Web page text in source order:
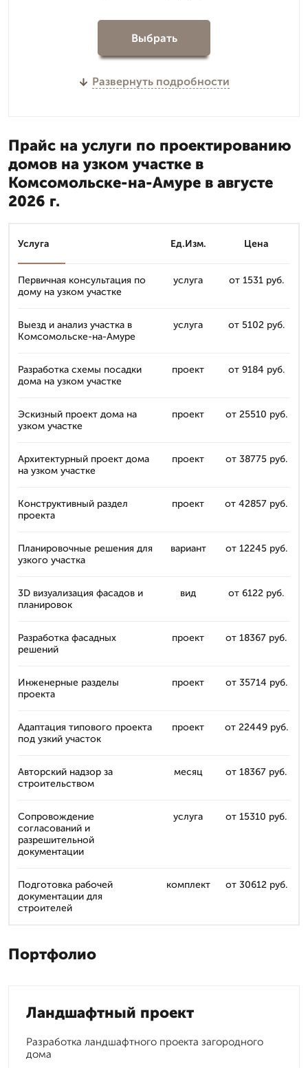
Выбрать
Развернуть подробности
Прайс на услуги по проектированию
домов на узком участке в
Комсомольске-на-Амуре в августе
2026 г.
Услуга Ед.Изм. Цена
Первичная консультация по
дому на узком участке
услуга от 1531 руб.
Выезд и анализ участка в
Комсомольске-на-Амуре
услуга от 5102 руб.
Разработка схемы посадки
дома на узком участке
проект от 9184 руб.
Эскизный проект дома на
узком участке
проект от 25510 руб.
Архитектурный проект дома
на узком участке
проект от 38775 руб.
Конструктивный раздел
проекта
проект от 42857 руб.
Планировочные решения для
узкого участка
вариант от 12245 руб.
3D визуализация фасадов и
планировок
вид от 6122 руб.
Разработка фасадных
решений
проект от 18367 руб.
Инженерные разделы
проекта
проект от 35714 руб.
Адаптация типового проекта
под узкий участок
проект от 22449 руб.
Авторский надзор за
строительством
месяц от 18367 руб.
Сопровождение
согласований и
разрешительной
документации
услуга от 15310 руб.
Подготовка рабочей
документации для
строителей
комплект от 30612 руб.
Портфолио
Ландшафтный проект
Разработка ландшафтного проекта загородного
дома